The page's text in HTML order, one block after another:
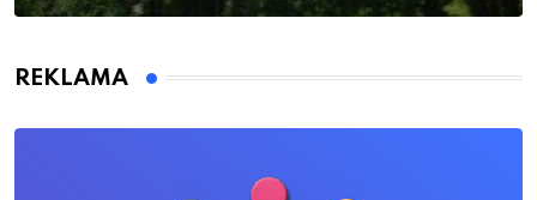
REKLAMA